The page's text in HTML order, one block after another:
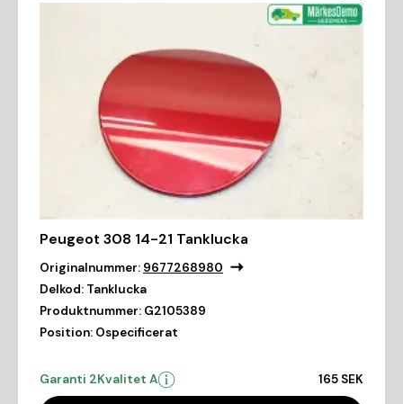
Peugeot 308 14-21 Tanklucka
Originalnummer: 9677268980
Delkod: Tanklucka
Produktnummer: G2105389
Position: Ospecificerat
Garanti 2Kvalitet A 165 SEK